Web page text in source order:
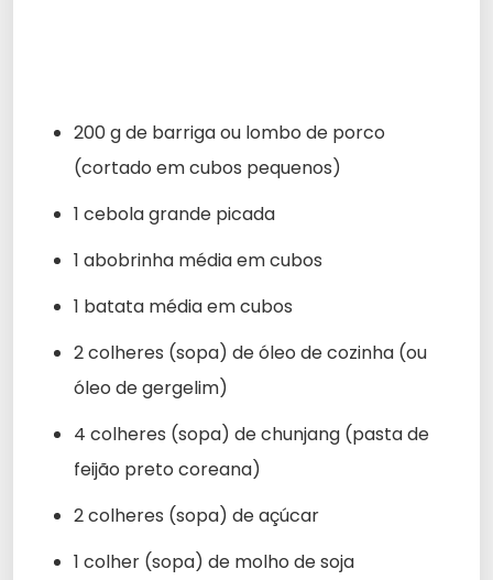
200 g de barriga ou lombo de porco
(cortado em cubos pequenos)
1 cebola grande picada
1 abobrinha média em cubos
1 batata média em cubos
2 colheres (sopa) de óleo de cozinha (ou
óleo de gergelim)
4 colheres (sopa) de chunjang (pasta de
feijão preto coreana)
2 colheres (sopa) de açúcar
1 colher (sopa) de molho de soja